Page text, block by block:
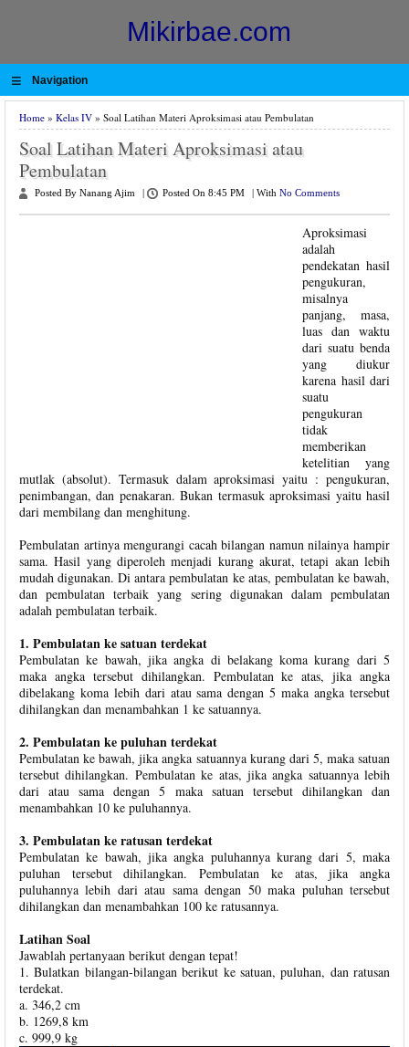
Mikirbae.com
≡ Navigation
Home » Kelas IV » Soal Latihan Materi Aproksimasi atau Pembulatan
Soal Latihan Materi Aproksimasi atau
Pembulatan
Posted By Nanang Ajim Posted On 8:45 PM With No Comments
Aproksimasi
adalah
pendekatan hasil
pengukuran,
misalnya
panjang, masa,
luas dan waktu
dari suatu benda
yang diukur
karena hasil dari
suatu
pengukuran
tidak
memberikan
ketelitian yang
mutlak (absolut). Termasuk dalam aproksimasi yaitu : pengukuran,
penimbangan, dan penakaran. Bukan termasuk aproksimasi yaitu hasil
dari membilang dan menghitung.
Pembulatan artinya mengurangi cacah bilangan namun nilainya hampir
sama. Hasil yang diperoleh menjadi kurang akurat, tetapi akan lebih
mudah digunakan. Di antara pembulatan ke atas, pembulatan ke bawah,
dan pembulatan terbaik yang sering digunakan dalam pembulatan
adalah pembulatan terbaik.
1. Pembulatan ke satuan terdekat
Pembulatan ke bawah, jika angka di belakang koma kurang dari 5
maka angka tersebut dihilangkan. Pembulatan ke atas, jika angka
dibelakang koma lebih dari atau sama dengan 5 maka angka tersebut
dihilangkan dan menambahkan 1 ke satuannya.
2. Pembulatan ke puluhan terdekat
Pembulatan ke bawah, jika angka satuannya kurang dari 5, maka satuan
tersebut dihilangkan. Pembulatan ke atas, jika angka satuannya lebih
dari atau sama dengan 5 maka satuan tersebut dihilangkan dan
menambahkan 10 ke puluhannya.
3. Pembulatan ke ratusan terdekat
Pembulatan ke bawah, jika angka puluhannya kurang dari 5, maka
puluhan tersebut dihilangkan. Pembulatan ke atas, jika angka
puluhannya lebih dari atau sama dengan 50 maka puluhan tersebut
dihilangkan dan menambahkan 100 ke ratusannya.
Latihan Soal
Jawablah pertanyaan berikut dengan tepat!
1. Bulatkan bilangan-bilangan berikut ke satuan, puluhan, dan ratusan
terdekat.
a. 346,2 cm
b. 1269,8 km
c. 999,9 kg